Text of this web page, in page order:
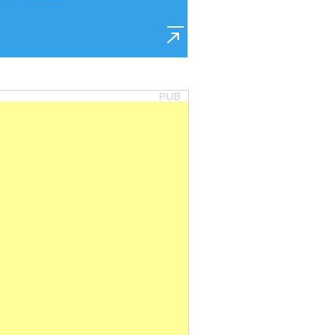
PUB